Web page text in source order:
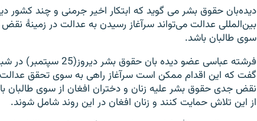
دیده‌بان حقوق بشر می گوید که ابتکار اخیر جرمنی و چند کشور
بین‌المللی عدالت می‌تواند سرآغاز رسیدن به عدالت در زمینۀ
سوی طالبان باشد.
فرشته عباسی عضو دیده بان
گفت که این اقدام ممکن است سرآغاز راهی به سوی تحقق
نقض جدی حقوق بشر علیه زنان و دختران افغان از سوی طالبان
از این تلاش حمایت کنند و زنان افغان در این روند شامل شوند.